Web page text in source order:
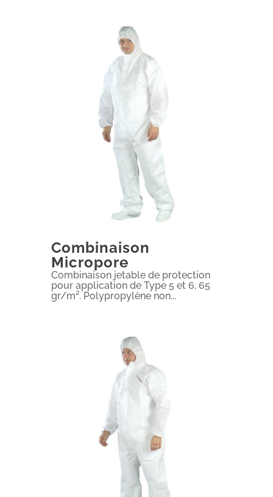
Combinaison
Micropore
Combinaison jetable de protection
pour application de Type 5 et 6, 65
gr/m². Polypropylène non...